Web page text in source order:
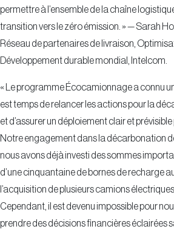
permettre à l’ensemble de la chaîne
transition vers le zéro émission. » — Sarah
Réseau de partenaires de livraison,
Développement durable mondial, Intelcom.
« Le programme Écocamionnage a connu
est temps de relancer les actions pour la
et d’assurer un déploiement clair et
Notre engagement dans la décarbonation
nous avons déjà investi des sommes
d’une cinquantaine de bornes de recharge
l’acquisition de plusieurs camions
Cependant, il est devenu impossible pour
prendre des décisions financières éclairées